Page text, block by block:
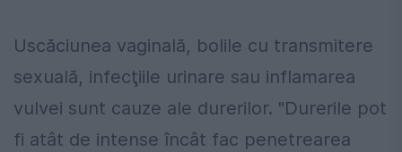
Uscăciunea vaginală, bolile cu transmitere
sexuală, infecţiile urinare sau inflamarea
vulvei sunt cauze ale durerilor. "Durerile pot
fi atât de intense încât fac penetrearea